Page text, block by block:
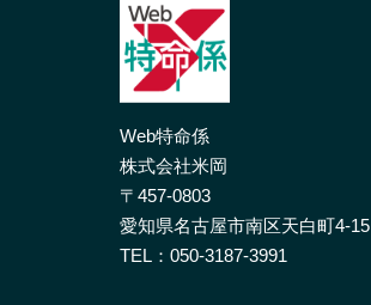
Web特命係
株式会社米岡
〒457-0803
愛知県名古屋市南区天白町4-15
TEL：050-3187-3991